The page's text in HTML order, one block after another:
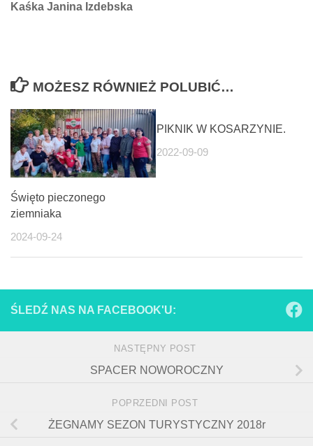
Kaśka Janina Izdebska
MOŻESZ RÓWNIEŻ POLUBIĆ…
Święto pieczonego
ziemniaka
2024-09-24
PIKNIK W KOSARZYNIE.
2022-09-09
ŚLEDŹ NAS NA FACEBOOK'U:
NASTĘPNY POST
SPACER NOWOROCZNY
POPRZEDNI POST
ŻEGNAMY SEZON TURYSTYCZNY 2018r